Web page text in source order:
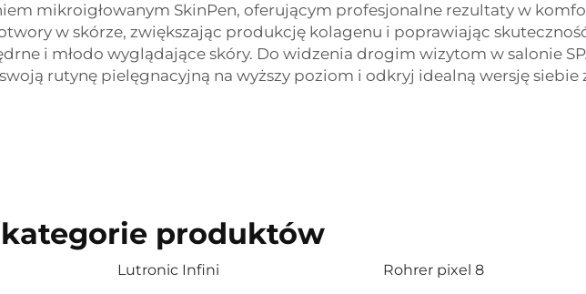
mikroigłowanym SkinPen, oferującym profesjonalne rezultaty w
w skórze, zwiększając produkcję kolagenu i poprawiając
i młodo wyglądające skóry. Do widzenia drogim wizytom w salonie
rutynę pielęgnacyjną na wyższy poziom i odkryj idealną wersję siebie
produktów
Lutronic Infini Rohrer pixel 8